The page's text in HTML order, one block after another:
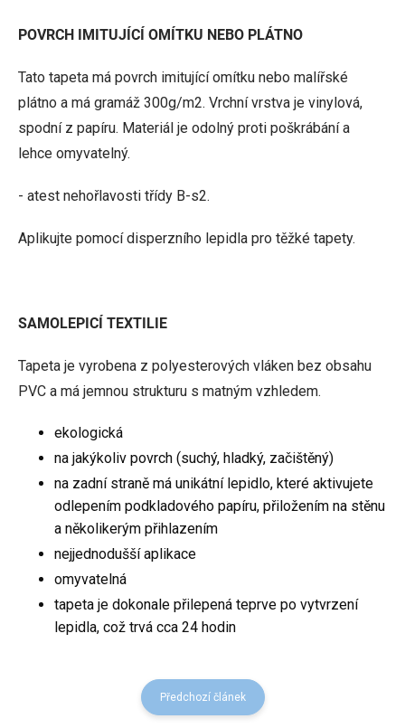
POVRCH IMITUJÍCÍ OMÍTKU NEBO PLÁTNO
Tato tapeta má povrch imitující omítku nebo malířské
plátno a má gramáž 300g/m2. Vrchní vrstva je vinylová,
spodní z papíru. Materiál je odolný proti poškrábání a
lehce omyvatelný.
- atest nehořlavosti třídy B-s2.
Aplikujte pomocí disperzního lepidla pro těžké tapety.
SAMOLEPICÍ TEXTILIE
Tapeta je vyrobena z polyesterových vláken bez obsahu
PVC a má jemnou strukturu s matným vzhledem.
ekologická
na jakýkoliv povrch (suchý, hladký, začištěný)
na zadní straně má unikátní lepidlo, které aktivujete
odlepením podkladového papíru, přiložením na stěnu
a několikerým přihlazením
nejjednodušší aplikace
omyvatelná
tapeta je dokonale přilepená teprve po vytvrzení
lepidla, což trvá cca 24 hodin
Předchozí článek